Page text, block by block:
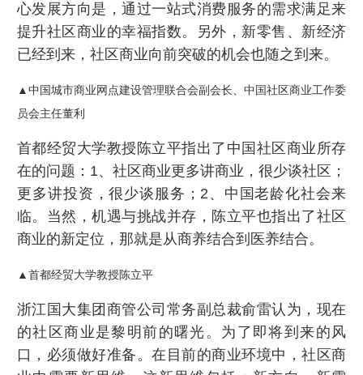
心发展方向是，通过一站式消费服务的需求满足来
提升社区商业的幸福指数。另外，新零售、新经济
已经到来，社区商业向前突破的机会也随之到来。
▲中国城市商业网点建设管理联合会副会长、中国社区商业工作委
员会主任董利
首都经贸大学教授陈立平指出了中国社区商业所存
在的问题：1、社区商业更多讲商业，很少谈社区；
更多讲投资，很少谈服务；2、中国老龄化社会来
临。当然，机遇与挑战并存，陈立平也指出了社区
商业的新定位，那就是从商养结合到医养结合。
▲首都经贸大学教授陈立平
浙江国大集团商管公司常务副总裁俞雷认为，现在
的社区商业是黎明前的曙光。为了即将到来的风
口，必须做好准备。在目前的商业环境中，社区商